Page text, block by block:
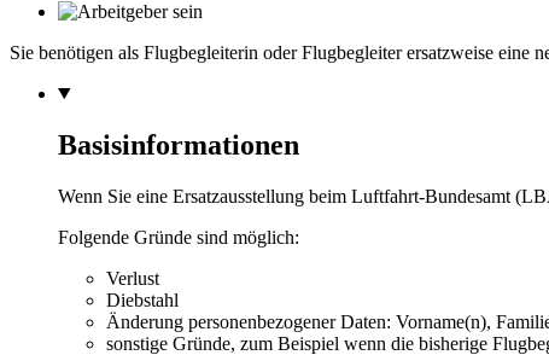
Sie benötigen als Flugbegleiterin oder Flugbegleiter ersatzweise eine
Basisinformationen
Wenn Sie eine Ersatzausstellung beim Luftfahrt-Bundesamt
Folgende Gründe sind möglich:
Verlust
Diebstahl
Änderung personenbezogener Daten: Vorname(n),
sonstige Gründe, zum Beispiel wenn die bisherige